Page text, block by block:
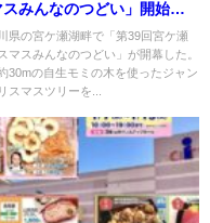
スみんなのつどい」開始！
25
県の宮ケ瀬湖畔で「第39回宮ケ瀬
マスみんなのつどい」が開幕した。
30mの自生モミの木を使ったジャン
スマスツリーを...